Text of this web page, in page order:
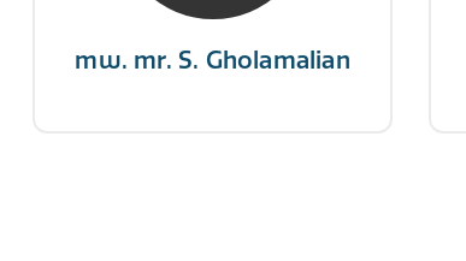
mw. mr. S. Gholamalian